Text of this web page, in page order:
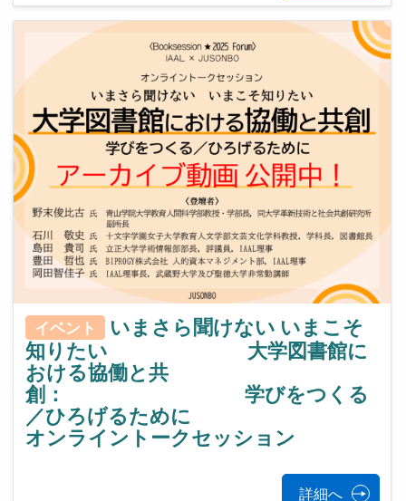
イベント
いまさら聞けない いまこそ
知りたい 大学図書館に
おける協働と共
創： 学びをつくる
／ひろげるために
オンライントークセッション
詳細へ